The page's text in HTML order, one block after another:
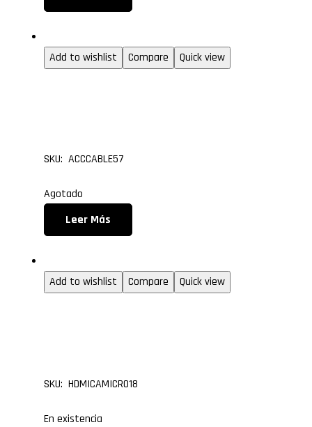
Add to wishlist
Compare Quick view
SKU: ACCCABLE57
Agotado
Leer Más
Add to wishlist
Compare Quick view
SKU: HDMICAMICRO18
En existencia